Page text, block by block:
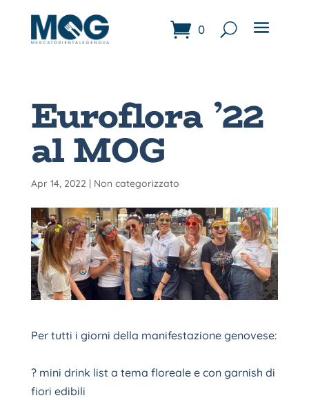
0
Euroflora ’22
al MOG
Apr 14, 2022 | Non categorizzato
Per tutti i giorni della manifestazione genovese:
? mini drink list a tema floreale e con garnish di
fiori edibili